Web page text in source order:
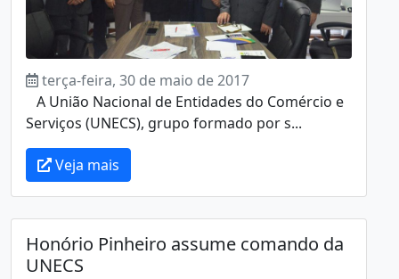
terça-feira, 30 de maio de 2017
A União Nacional de Entidades do Comércio e
Serviços (UNECS), grupo formado por s...
Veja mais
Honório Pinheiro assume comando da
UNECS